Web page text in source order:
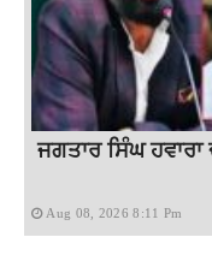
ਜਗਤਾਰ ਸਿੰਘ
Aug 08, 2026 8:11 Pm